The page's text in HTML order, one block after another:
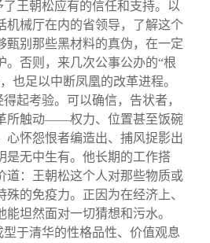
王朝松应有的信任和支持。以
机械厅在内的省领导，了解这个
甄别那些黑材料的真伪，在一定
。否则，来几次公事公办的“根
也足以中断凤凰的改革进程。
起考验。可以确信，告状者，
所触动——权力、位置甚至饭碗
心怀怨恨者编造出、捕风捉影出
是无中生有。他长期的工作搭
道：王朝松这个人对那些物质或
的免疫力。正因为在经济上、
坦然面对一切猜想和污水。
于清华的性格品性、价值观息